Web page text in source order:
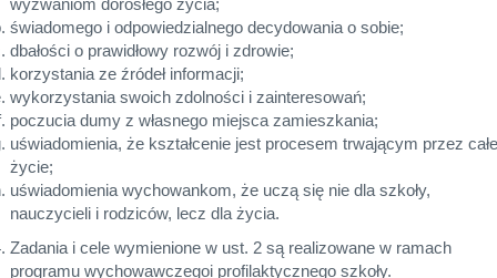
świadomego i odpowiedzialnego decydowania o sobie;
dbałości o prawidłowy rozwój i zdrowie;
korzystania ze źródeł informacji;
wykorzystania swoich zdolności i zainteresowań;
poczucia dumy z własnego miejsca zamieszkania;
uświadomienia, że kształcenie jest procesem trwającym przez całe
życie;
uświadomienia wychowankom, że uczą się nie dla szkoły,
nauczycieli i rodziców, lecz dla życia.
Zadania i cele wymienione w ust. 2 są realizowane w ramach
programu wychowawczegoi profilaktycznego szkoły.